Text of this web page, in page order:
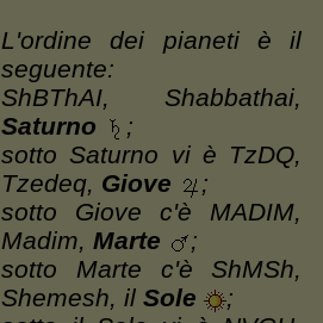
L'ordine dei pianeti è il
seguente:
ShBThAI, Shabbathai,
Saturno
;
sotto Saturno vi è TzDQ,
Tzedeq, Giove
;
sotto Giove c'è MADIM,
Madim, Marte
;
sotto Marte c'è ShMSh,
Shemesh, il Sole
;